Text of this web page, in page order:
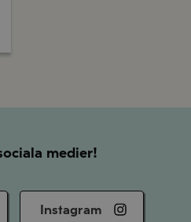
medier!
Instagram